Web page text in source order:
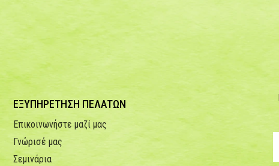
ΕΞΥΠΗΡΕΤΗΣΗ ΠΕΛΑΤΩΝ
Επικοινωνήστε μαζί μας
Γνώρισέ μας
Σεμινάρια